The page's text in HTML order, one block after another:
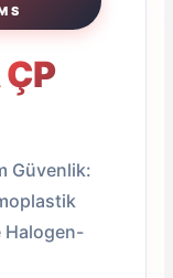
Güvenlik:
Halogen-